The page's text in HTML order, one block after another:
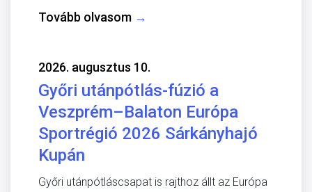
Tovább olvasom →
2026. augusztus 10.
Győri utánpótlás-fúzió a
Veszprém–Balaton Európa
Sportrégió 2026 Sárkányhajó
Kupán
Győri utánpótláscsapat is rajthoz állt az Európa